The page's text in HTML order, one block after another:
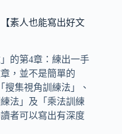
素人也能寫出好文
的第4章：練出一手
，並不是簡單的
集視角訓練法」、
法」及「乘法訓練
者可以寫出有深度